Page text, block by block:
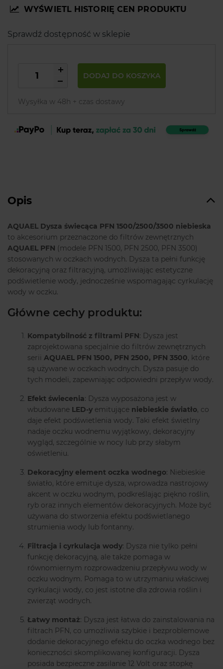
WYŚWIETL HISTORIĘ CEN PRODUKTU
Sprawdź dostępność w sklepie
DODAJ DO KOSZYKA
Wysyłka w 48h + czas dostawy
Opis
AQUAEL Dysza świecąca PFN 1500/2500/3500 niebieska
to akcesorium przeznaczone do filtrów zewnętrznych
AQUAEL PFN (modele PFN 1500, PFN 2500, PFN 3500)
stosowanych w oczkach wodnych. Dysza ta pełni funkcję
dekoracyjną oraz filtracyjną, umożliwiając estetyczne
podświetlenie wody, jednocześnie wspomagając cyrkulację
wody w oczku.
Główne cechy produktu:
Kompatybilność z filtrami PFN: Dysza jest
zaprojektowana specjalnie do filtrów zewnętrznych
serii AQUAEL PFN 1500, PFN 2500, PFN 3500, które
są używane w oczkach wodnych. Dysza pasuje do
tych modeli, zapewniając odpowiedni przepływ wody.
Efekt świecenia: Dysza wyposażona jest w
wbudowane LED-y emitujące niebieskie światło, co
daje efekt podświetlenia wody. Taki efekt świetlny
nadaje oczku wodnemu wyjątkowy, dekoracyjny
wygląd, szczególnie w nocy lub przy słabym
oświetleniu.
Dekoracyjny element oczka wodnego: Niebieskie
światło, które emituje dysza, wprowadza nastrojowy
akcent w oczku wodnym, podkreślając piękno roślin,
ryb oraz innych elementów dekoracyjnych. Może być
używana do stworzenia efektu podświetlanego
strumienia wody lub fontanny.
Filtracja i cyrkulacja wody: Dysza nie tylko pełni
funkcję dekoracyjną, ale także pomaga w
równomiernym rozprowadzeniu przepływu wody w
oczku wodnym. Pomaga to w utrzymaniu właściwej
cyrkulacji wody, co jest istotne dla zdrowia roślin i
zwierząt wodnych.
Łatwy montaż: Dysza jest łatwa do zainstalowania na
filtrach PFN, co umożliwia szybkie i bezproblemowe
dodanie dekoracyjnego efektu do oczka wodnego bez
konieczności skomplikowanej konfiguracji. Dysza
posiada bezpieczne zasilanie 12 Volt oraz stopkę